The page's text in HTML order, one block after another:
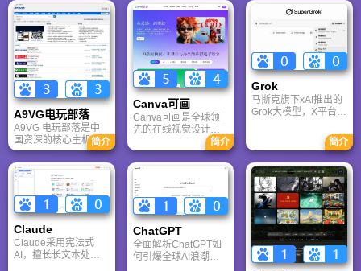
等经典游戏的稳定联
机服务。重温DOTA1
的激情岁月，找回当
年的战友。同时提供
最新CGA电竞赛事资
讯及热门页游入口，
致敬中国电竞的黄金
时代。
最全的游戏资讯、攻
略、评测及视频等内
容，是国内较早一批
专注于移动游戏领域
的垂直媒体。
个全面的综合性游戏
门户，专注于为全球
玩家提供主机、PC及
移动端游戏的全方位
资讯。
A9VG电玩部落
A9VG 电玩部落是中
国资深的核心主机游
戏玩家社区。网站以
论坛为核心，提供全
面的主机游戏资讯、
攻略和资料库，覆盖
PlayStation、Xbox、
Switch 等全平台。凭
借其深厚的历史积淀
和活跃的用户群体，
A9VG 成为硬核玩家
交流心得、分享攻略
简介
Canva可画
Canva可画是全球领
先的在线视觉设计平
台，内置AI“魔力工作
室”，提供海量正版模
板与素材。无论是自
媒体封面、企业海报
还是PPT，零基础用
户也能轻松实现专业
级创作，让设计触手
可及。
简介
Grok
马斯克旗下xAI推出的
Grok大模型，X平台实
体协作的核心优势。
针对其中文能力、隐
私安全及幻觉问题等
高频疑问进行客观解
答，提供AI选型参
考。
简介
Claude
Claude采用宪法式
AI，擅长长文本处理
ChatGPT‌
全面解析ChatGPT如
何引爆全球AI浪潮！